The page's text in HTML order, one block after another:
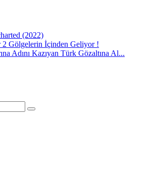
(2022)
Gölgelerin İçinden Geliyor !
Adını Kazıyan Türk Gözaltına Al...